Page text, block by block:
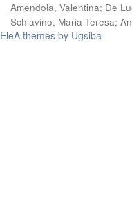
Amendola, Valentina; De
Schiavino, Maria Teresa;
EleA themes by Ugsiba